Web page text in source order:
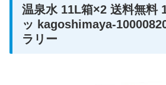
温泉水 11L箱×2 送料無料
ッ kagoshimaya-
ラリー